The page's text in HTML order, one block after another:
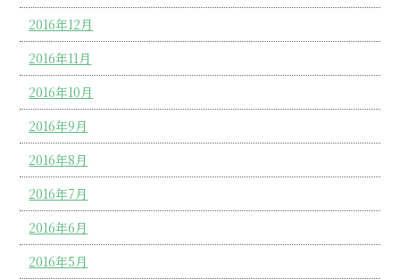
2016年12月
2016年11月
2016年10月
2016年9月
2016年8月
2016年7月
2016年6月
2016年5月